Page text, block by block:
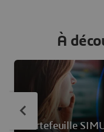
À
Portefeuille